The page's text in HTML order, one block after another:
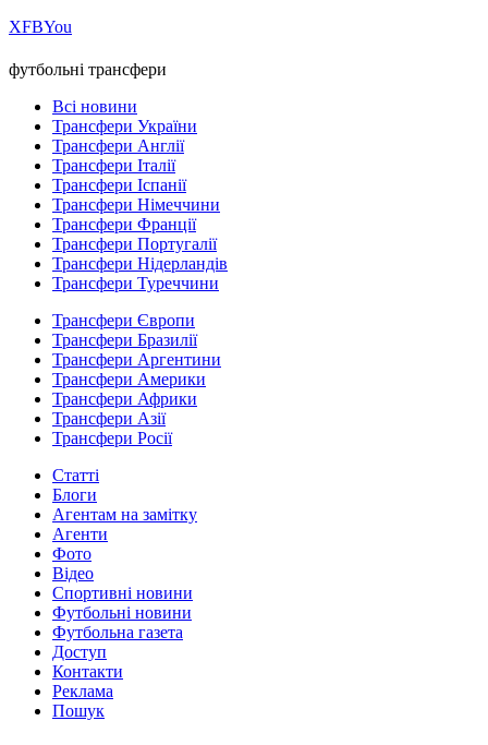
ХFBYou
футбольні трансфери
Всі новини
Трансфери України
Трансфери Англії
Трансфери Італії
Трансфери Іспанії
Трансфери Німеччини
Трансфери Франції
Трансфери Португалії
Трансфери Нідерландів
Трансфери Туреччини
Трансфери Європи
Трансфери Бразилії
Трансфери Аргентини
Трансфери Америки
Трансфери Африки
Трансфери Азії
Трансфери Росії
Статті
Блоги
Агентам на замітку
Агенти
Фото
Відео
Спортивні новини
Футбольні новини
Футбольна газета
Доступ
Контакти
Реклама
Пошук